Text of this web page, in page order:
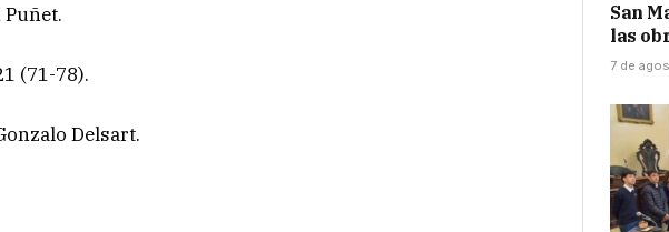
Puñet.
(71-78).
Delsart.
San
las
7 de